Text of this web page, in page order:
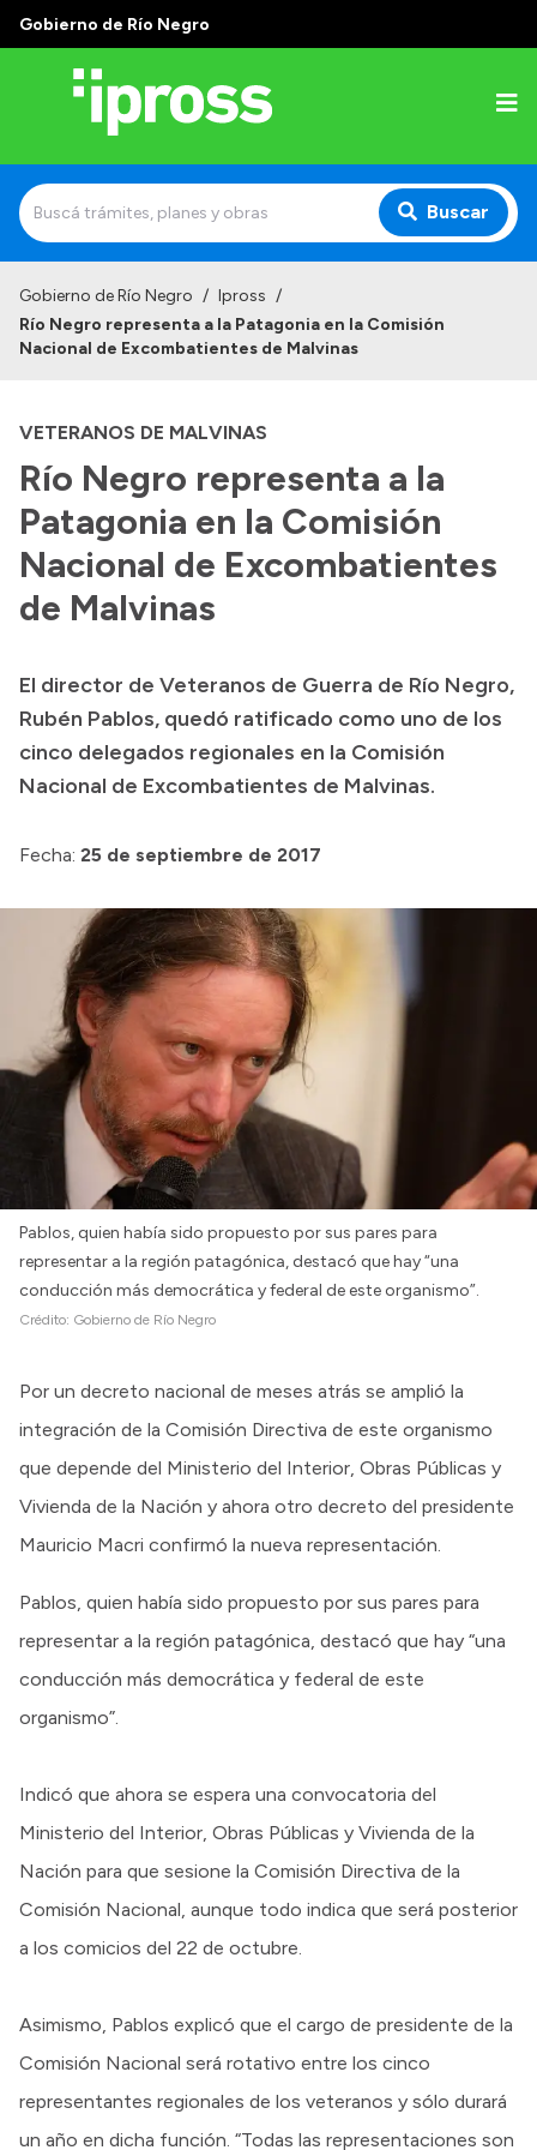
Gobierno de Río Negro
Buscar
Institucional
Autoridades
Delegaciones
Consultorios Propios
Presentación CV
Licitaciones
Consulta de expedientes
Gobierno de Río Negro / Ipross /
Río Negro representa a la Patagonia en la Comisión
Nacional de Excombatientes de Malvinas
VETERANOS DE MALVINAS
Río Negro representa a la
Patagonia en la Comisión
Nacional de Excombatientes
de Malvinas
El director de Veteranos de Guerra de Río Negro,
Rubén Pablos, quedó ratificado como uno de los
cinco delegados regionales en la Comisión
Nacional de Excombatientes de Malvinas.
Fecha: 25 de septiembre de 2017
Pablos, quien había sido propuesto por sus pares para
representar a la región patagónica, destacó que hay “una
conducción más democrática y federal de este organismo”.
Crédito: Gobierno de Río Negro
Por un decreto nacional de meses atrás se amplió la
integración de la Comisión Directiva de este organismo
que depende del Ministerio del Interior, Obras Públicas y
Vivienda de la Nación y ahora otro decreto del presidente
Mauricio Macri confirmó la nueva representación.
Pablos, quien había sido propuesto por sus pares para
representar a la región patagónica, destacó que hay “una
conducción más democrática y federal de este
organismo”.
Indicó que ahora se espera una convocatoria del
Ministerio del Interior, Obras Públicas y Vivienda de la
Nación para que sesione la Comisión Directiva de la
Comisión Nacional, aunque todo indica que será posterior
a los comicios del 22 de octubre.
Asimismo, Pablos explicó que el cargo de presidente de la
Comisión Nacional será rotativo entre los cinco
representantes regionales de los veteranos y sólo durará
un año en dicha función. “Todas las representaciones son